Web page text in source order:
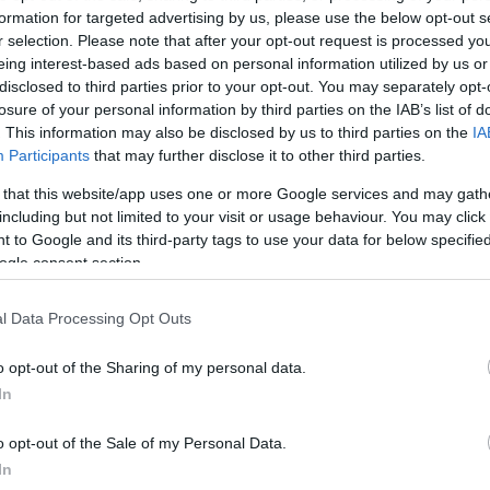
for targeted advertising by us, please use the below opt-out
selection. Please note that after your opt-out request is processed
interest-based ads based on personal information utilized by us
to third parties prior to your opt-out. You may separately
of your personal information by third parties on the IAB’s list of
This information may also be disclosed by us to third parties on the
Participants that may further disclose it to other third parties.
that this website/app uses one or more Google services and may
but not limited to your visit or usage behaviour. You may
to Google and its third-party tags to use your data for below
consent section.
Data Processing Opt Outs
opt-out of the Sharing of my personal data.
opt-out of the Sale of my Personal Data.
στο Μπάρι, ξεκούραστα
την Ηγουμενίτσα, με προορισμό το Μπάρι, την
τηνΑπουλίααλλά και ολόκληρη τηΝότια
αεροδρόμιο, να υπολογίσουμε όλο αγωνία τα κιλά
μεταφορικό μέσο όταν φτάσουμε. Το μόνο
να επιβιβαστούμε με το δικό μας όχημα
που επιβιβαζόμαστε στο πλοίο νιώθουμε τη
και να ξεκουραστούμε πραγματικά στις